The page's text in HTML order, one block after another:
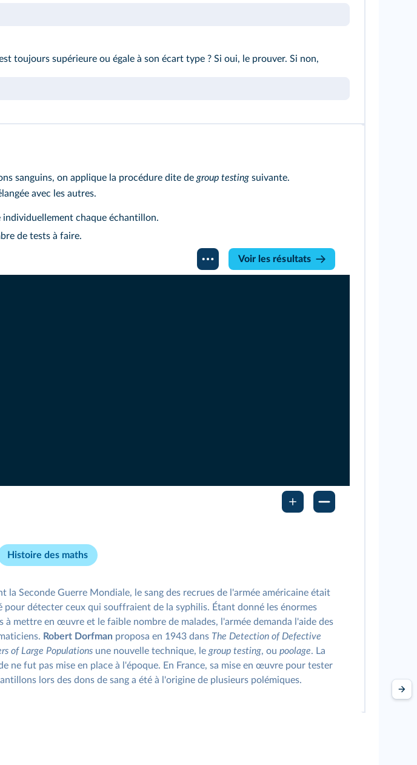
toujours supérieure ou égale à son écart type ? Si oui, le prouver. Si non,
sanguins, on applique la procédure dite de group testing suivante.
avec les autres.
individuellement chaque échantillon.
de tests à faire.
Voir les résultats
Histoire des maths
la Seconde Guerre Mondiale, le sang des recrues de l'armée américaine était
pour détecter ceux qui souffraient de la syphilis. Étant donné les énormes
à mettre en œuvre et le faible nombre de malades, l'armée demanda l'aide des
Robert Dorfman proposa en 1943 dans The Detection of Defective
of Large Populationsune nouvelle technique, le group testing, ou poolage. La
ne fut pas mise en place à l'époque. En France, sa mise en œuvre pour tester
lors des dons de sang a été à l'origine de plusieurs polémiques.